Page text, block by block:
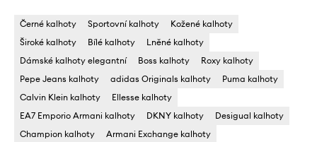
Černé kalhoty Sportovní kalhoty
Kožené kalhoty
Široké kalhoty
Bílé kalhoty
Lněné kalhoty
Dámské kalhoty elegantní
Boss kalhoty
Roxy kalhoty
Pepe Jeans kalhoty
adidas Originals kalhoty
Puma kalhoty
Calvin Klein kalhoty
Ellesse kalhoty
EA7 Emporio Armani kalhoty
DKNY kalhoty
Desigual kalhoty
Champion kalhoty
Armani Exchange kalhoty